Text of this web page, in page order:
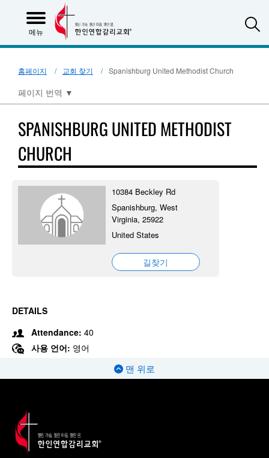
메뉴
홈페이지 교회 찾기 Spanishburg United Methodist Church
페이지 번역 ▼
SPANISHBURG UNITED METHODIST
CHURCH
10384 Beckley Rd
Spanishburg, West
Virginia, 25922
United States
길찾기
DETAILS
Attendance: 40
사용 언어: 영어
맨 위로